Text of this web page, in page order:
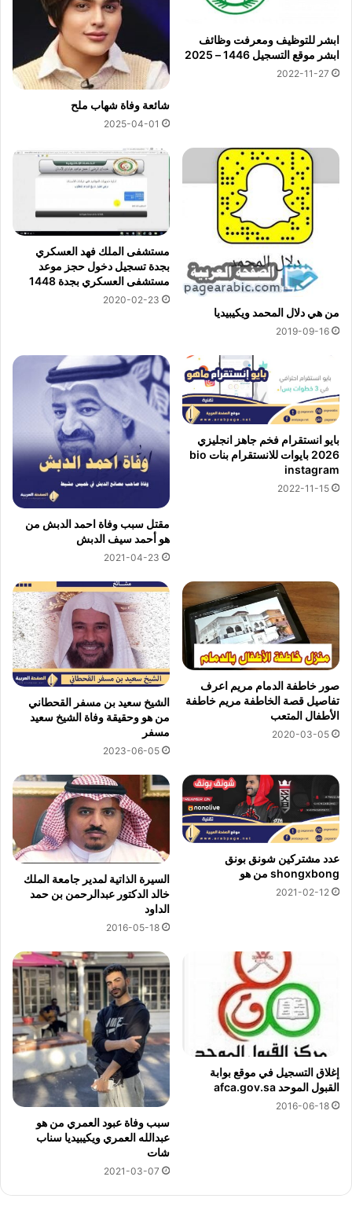
ابشر للتوظيف ومعرفت وظائف
ابشر موقع التسجيل 1446 – 2025
2022-11-27
شائعة وفاة شهاب ملح
2025-04-01
من هي دلال المحمد ويكيبيديا
2019-09-16
مستشفى الملك فهد العسكري
بجدة تسجيل دخول حجز موعد
مستشفى العسكري بجدة 1448
2020-02-23
بايو انستقرام فخم جاهز انجليزي
2026 بايوات للانستقرام بنات bio
instagram
2022-11-15
مقتل سبب وفاة احمد الدبش من
هو أحمد سيف الدبش
2021-04-23
صور خاطفة الدمام مريم اعرف
تفاصيل قصة الخاطفة مريم خاطفة
الأطفال المتعب
2020-03-05
الشيخ سعيد بن مسفر القحطاني
من هو وحقيقة وفاة الشيخ سعيد
مسفر
2023-06-05
عدد مشتركين شونق بونق
shongxbong من هو
2021-02-12
السيرة الذاتية لمدير جامعة الملك
خالد الدكتور عبدالرحمن بن حمد
الداود
2016-05-18
إغلاق التسجيل في موقع بوابة
القبول الموحد afca.gov.sa
2016-06-18
سبب وفاة عبود العمري من هو
عبدالله العمري ويكيبيديا سناب
شات
2021-03-07